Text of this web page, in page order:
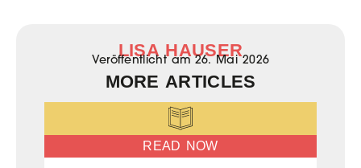
LISA HAUSER
Veröffentlicht am 26. Mai 2026
MORE ARTICLES
READ NOW